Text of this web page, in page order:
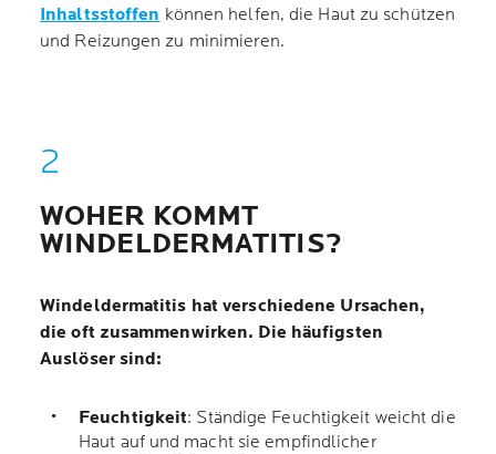
Inhaltsstoffen können helfen, die Haut zu schützen
und Reizungen zu minimieren.
WOHER KOMMT
WINDELDERMATITIS?
Windeldermatitis hat verschiedene Ursachen,
die oft zusammenwirken. Die häufigsten
Auslöser sind:
Feuchtigkeit: Ständige Feuchtigkeit weicht die
Haut auf und macht sie empfindlicher